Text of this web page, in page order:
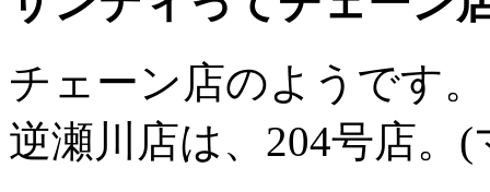
チェーン店のようです。
逆瀬川店は、204号店。